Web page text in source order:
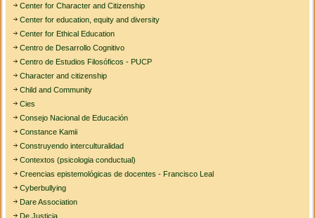
Center for Character and Citizenship
Center for education, equity and diversity
Center for Ethical Education
Centro de Desarrollo Cognitivo
Centro de Estudios Filosóficos - PUCP
Character and citizenship
Child and Community
Cies
Consejo Nacional de Educación
Constance Kamii
Construyendo interculturalidad
Contextos (psicologia conductual)
Creencias epistemológicas de docentes - Francisco Leal
Cyberbullying
Dare Association
De Justicia